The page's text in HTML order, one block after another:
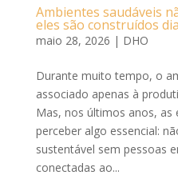
Ambientes saudáveis
eles são construídos
maio 28, 2026 | DHO
Durante muito tempo, o
associado apenas à
Mas, nos últimos anos, as
perceber algo essencial:
sustentável sem pessoas
conectadas ao...